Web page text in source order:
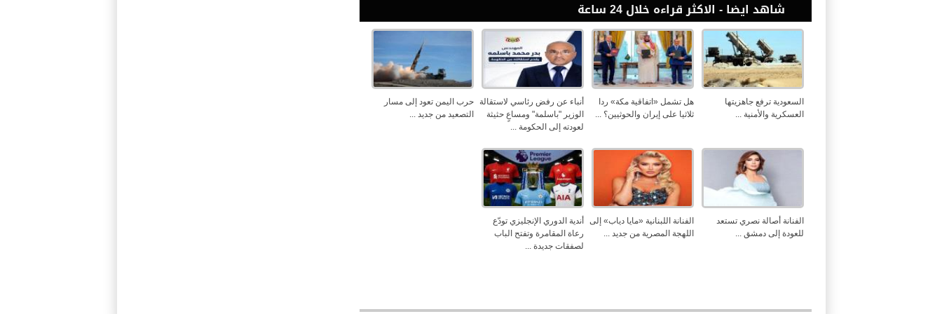
شاهد ايضا - الاكثر قراءه خلال 24 ساعة
السعودية ترفع جاهزيتها
العسكرية والأمنية ...
هل تشمل «اتفاقية مكة» ردا
ثلاثيا على إيران والحوثيين؟ ...
أنباء عن رفض رئاسي لاستقالة
الوزير "باسلمة" ومساعٍ حثيثة
لعودته إلى الحكومة ...
حرب اليمن تعود إلى مسار
التصعيد من جديد ...
الفنانة أصالة نصري تستعد
للعودة إلى دمشق ...
الفنانة اللبنانية «مايا دياب» إلى
اللهجة المصرية من جديد ...
أندية الدوري الإنجليزي تودّع
رعاة المقامرة وتفتح الباب
لصفقات جديدة ...